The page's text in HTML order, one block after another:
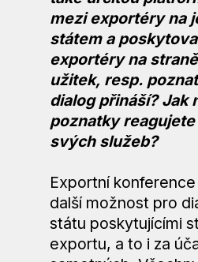
mezi exportéry na
státem a
exportéry na
užitek, resp.
dialog přináší? Jak
poznatky
svých služeb?
Exportní
další možnost pro
státu poskytujícími
exportu, a to i za